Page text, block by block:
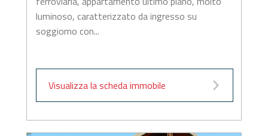
luminoso, caratterizzato da ingresso su
soggiorno con...
Visualizza la scheda immobile